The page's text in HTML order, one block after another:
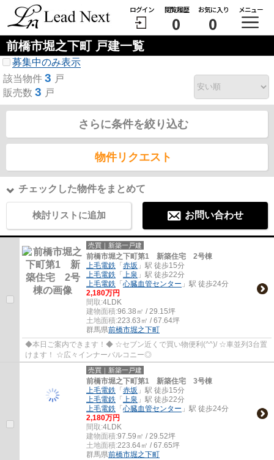
ログイン 閲覧履歴
0
お気に入り
0
メニュー
前橋市堀之下町 戸建一覧
募集中のみ表示
該当物件 3 戸
販売数 3 戸
さらに条件を絞り込む
物件リクエスト
チェックした物件をまとめて
検討リストに追加 お問い合わせ
売買｜新築一戸建
前橋市堀之下町第1 新築住宅 2号棟
上毛電鉄 「 赤坂 」駅 徒歩15分
上毛電鉄 「 上泉 」駅 徒歩22分
上毛電鉄 「 心臓血管センター 」駅 徒歩24分
2,180万円
間取:4LDK
建物面積:96.38㎡ / 29.15坪
土地面積:223.63㎡ / 67.64坪
群馬県前橋市堀之下町
◆本日ご案内できます！◆ ☆セブン近くで買い物便利(^^)/ ☆車並列3台置
けます！ ☆広々インナーバルコニー◎
売買｜新築一戸建
前橋市堀之下町第1 新築住宅 3号棟
上毛電鉄 「 赤坂 」駅 徒歩15分
上毛電鉄 「 上泉 」駅 徒歩22分
上毛電鉄 「 心臓血管センター 」駅 徒歩24分
2,180万円
間取:4LDK
建物面積:97.59㎡ / 29.52坪
土地面積:223.64㎡ / 67.65坪
群馬県前橋市堀之下町